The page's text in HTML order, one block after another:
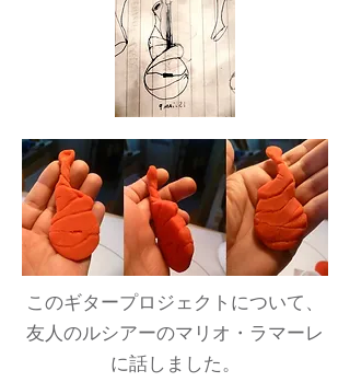
このギタープロジェクトについて、
友人のルシアーのマリオ・ラマーレ
に話しました。